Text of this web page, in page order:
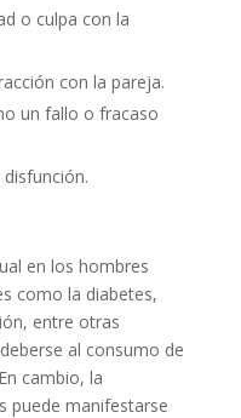
o culpa con la
con la pareja.
un fallo o fracaso
en los hombres
como la diabetes,
entre otras
al consumo de
cambio, la
puede manifestarse